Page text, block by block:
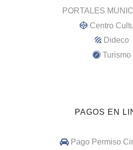
PORTALES
Centro
Dideco
Turismo
PAGOS EN
Pago Permiso